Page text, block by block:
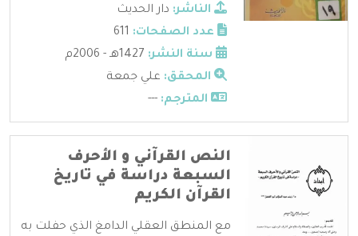
الناشر: دار الحديث
عدد الصفحات:
سنة النشر:
المحقق: علي جمعة
المترجم: ---
النص القرآني و الأحرف
السبعة دراسة في تاريخ
القرآن الكريم
مع المنطق العقلي الدامغ الذي حفلت به